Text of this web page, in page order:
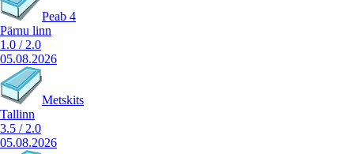
Peab 4
Pärnu linn
1.0 / 2.0
05.08.2026
Metskits
Tallinn
3.5 / 2.0
05.08.2026